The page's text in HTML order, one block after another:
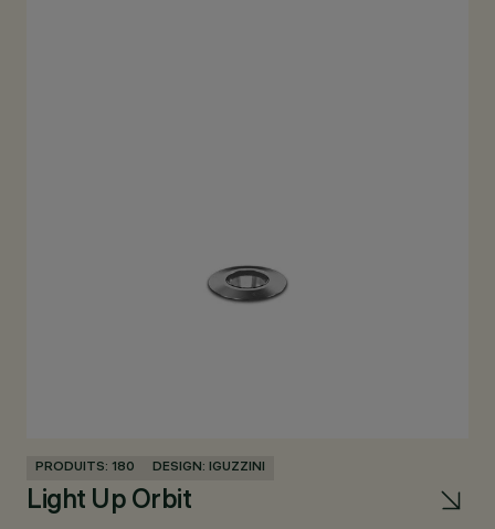
PRODUITS: 180 DESIGN: IGUZZINI
Light Up Orbit